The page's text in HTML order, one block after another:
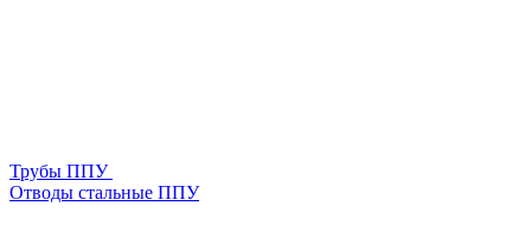
Трубы ППУ
Отводы стальные ППУ